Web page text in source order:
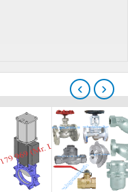
‹ ›